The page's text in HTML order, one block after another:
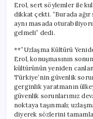
Erol, sert söylemler ile
dikkat çekti. “Burada
aynı masada
gelmeli” dedi.
**”Uzlaşma Kültürü
Erol, konuşmasının
kültürünün yeniden
Türkiye’nin güvenlik
gerginlik yaratmanın
güvenlik sorunlarımız
noktaya taşınmalı;
diyerek sözlerini